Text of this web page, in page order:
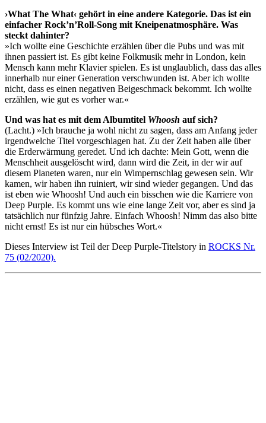
›What The What‹ gehört in eine andere Kategorie. Das ist ein
einfacher Rock’n’Roll-Song mit Kneipenatmosphäre. Was
steckt dahinter?
»Ich wollte eine Geschichte erzählen über die Pubs und was mit
ihnen passiert ist. Es gibt keine Folkmusik mehr in London, kein
Mensch kann mehr Klavier spielen. Es ist unglaublich, dass das alles
innerhalb nur einer Generation verschwunden ist. Aber ich wollte
nicht, dass es einen negativen Beigeschmack bekommt. Ich wollte
erzählen, wie gut es vorher war.«
Und was hat es mit dem Albumtitel Whoosh auf sich?
(Lacht.) »Ich brauche ja wohl nicht zu sagen, dass am Anfang jeder
irgendwelche Titel vorgeschlagen hat. Zu der Zeit haben alle über
die Erderwärmung geredet. Und ich dachte: Mein Gott, wenn die
Menschheit ausgelöscht wird, dann wird die Zeit, in der wir auf
diesem Planeten waren, nur ein Wimpernschlag gewesen sein. Wir
kamen, wir haben ihn ruiniert, wir sind wieder gegangen. Und das
ist eben wie Whoosh! Und auch ein bisschen wie die Karriere von
Deep Purple. Es kommt uns wie eine lange Zeit vor, aber es sind ja
tatsächlich nur fünfzig Jahre. Einfach Whoosh! Nimm das also bitte
nicht ernst! Es ist nur ein hübsches Wort.«
Dieses Interview ist Teil der Deep Purple-Titelstory in ROCKS Nr.
75 (02/2020).